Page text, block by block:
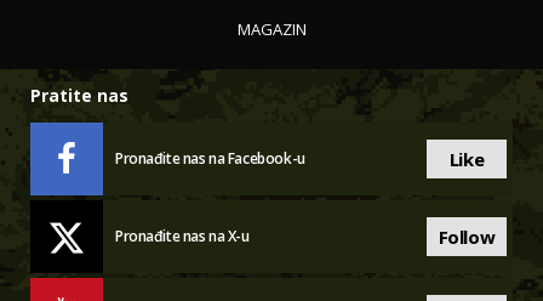
MAGAZIN
Pratite nas
Pronađite nas na Facebook-u Like
Pronađite nas na X-u Follow